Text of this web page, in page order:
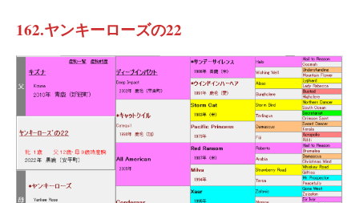
162.ヤンキーローズの22